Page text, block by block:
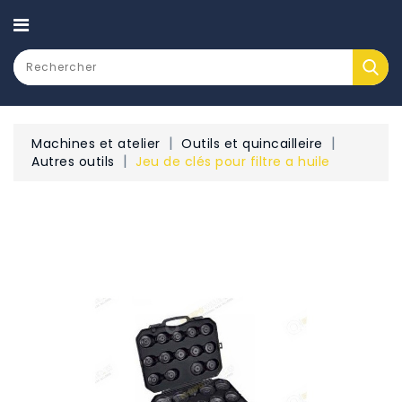
CATEGORY
Machines et atelier
Outils et quincailleire
Autres outils
Jeu de clés pour filtre a huile